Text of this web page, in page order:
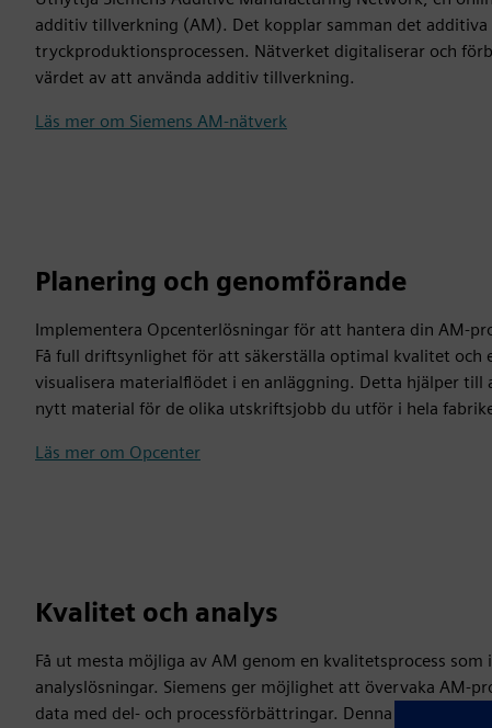
additiv tillverkning (AM). Det kopplar samman det
tryckproduktionsprocessen. Nätverket digitaliserar och
värdet av att använda additiv tillverkning.
Läs mer om Siemens AM-nätverk
Planering och genomförande
Implementera Opcenterlösningar för att hantera din AM-
Få full driftsynlighet för att säkerställa optimal kvalitet
visualisera materialflödet i en anläggning. Detta hjälper
nytt material för de olika utskriftsjobb du utför i hela
Läs mer om Opcenter
Kvalitet och analys
Få ut mesta möjliga av AM genom en kvalitetsprocess
analyslösningar. Siemens ger möjlighet att övervaka AM-
data med del- och processförbättringar. Denna slutna